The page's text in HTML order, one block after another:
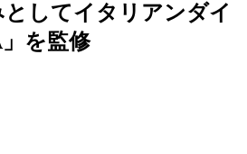
してイタリアンダイ
を監修